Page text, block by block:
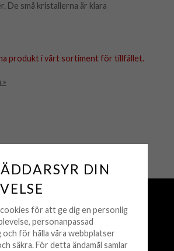
De små kristallerna är klara
produkt i vårt sortiment för tillfället.
Fri frakt över 500 kr
leveranser (1-3 vardagar)
000+ nöjda kunder sedan 2008
Öppet köp 30 dagar
DIN
för att ge dig en personlig
personanpassad
och för hålla våra webbplatser
säkra. För detta ändamål samlar